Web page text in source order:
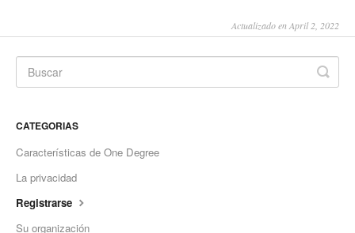
Actualizado en April 2, 2022
CATEGORIAS
Características de One Degree
La privacidad
Registrarse
Su organización